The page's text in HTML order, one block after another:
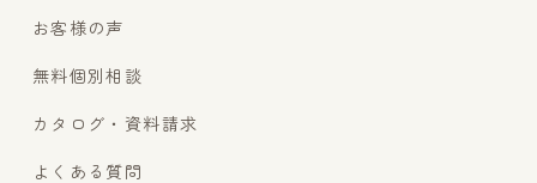
無料個別相談
カタログ・資料請求
お客様の声
よくある質問